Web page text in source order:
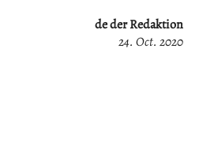
de der Redaktion
24. Oct. 2020